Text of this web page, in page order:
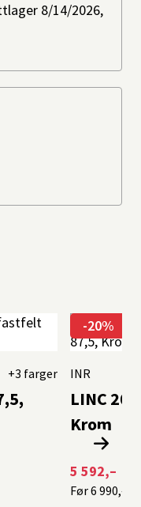
8/14/2026,
+3 farger
LINC 20
Krom
-20%
INR
5 592,–
Før6 990,–